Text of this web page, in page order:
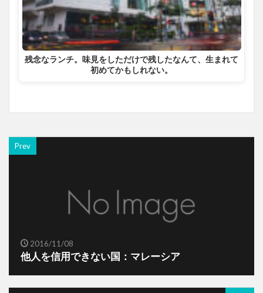
残念なランチ。味見をしただけで残したなんて、生まれて
初めてかもしれない。
Prev
2016/11/08
他人を信用できない国：マレーシア